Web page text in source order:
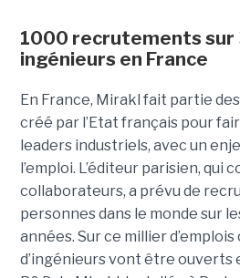
1000 recrutements sur
ingénieurs en France
En France, Mirakl fait partie
créé par l’Etat français pour
leaders industriels, avec un
l’emploi. L’éditeur parisien, qui
collaborateurs, a prévu de
personnes dans le monde sur
années. Sur ce millier
d’ingénieurs vont être ouverts